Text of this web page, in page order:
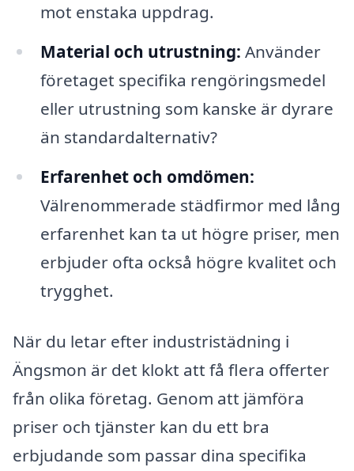
mot enstaka uppdrag.
Material och utrustning: Använder
företaget specifika rengöringsmedel
eller utrustning som kanske är dyrare
än standardalternativ?
Erfarenhet och omdömen:
Välrenommerade städfirmor med lång
erfarenhet kan ta ut högre priser, men
erbjuder ofta också högre kvalitet och
trygghet.
När du letar efter industristädning i
Ängsmon är det klokt att få flera offerter
från olika företag. Genom att jämföra
priser och tjänster kan du ett bra
erbjudande som passar dina specifika